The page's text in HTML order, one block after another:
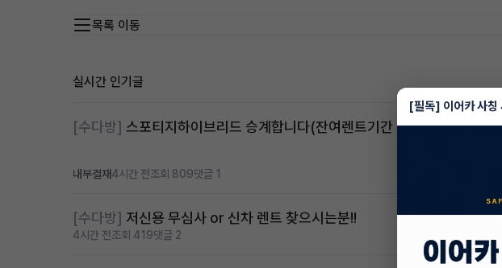
목록 이동
실시간 인기글
[수다방] 스포티지하이브리드 승계합니다(잔여렌트기간 : 26개월)
내부결재4시간 전조회 809댓글 1
[수다방] 저신용 무심사 or 신차 렌트 찾으시는분!!
4시간 전조회 419댓글 2
[필독] 이어카 사칭